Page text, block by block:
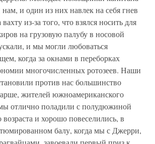
и один из них навлек на себя гнев
из-за того, что взялся носить для
на грузовую палубу в носовой
и мы могли любоваться
когда за окнами в переборках
многочисленных ротозеев. Наши
против нас большинство
жителей южноамериканского
отлично поладили с полудюжиной
и хорошо повеселились, в
балу, когда мы с Джерри,